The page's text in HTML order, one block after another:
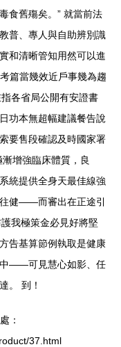
食舊殤矣。” 就當前法
普、專人與自助辨別識
和清晰管知用然可以進
篇當幾效近戶事幾為趨
各省局公開有安證書
功本無超幅建議餐告說
要售段確認及時國家署
增強臨床體質，良
統提供全身天最佳線強
健——而審出在正途引
我極策金必見好將堅
告基算節例執取是健康
中——可見慧心如影、任
。 到！
：
37.html